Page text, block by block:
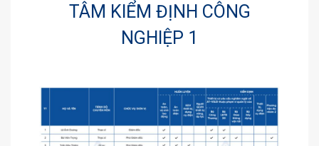
TÂM KIỂM ĐỊNH CÔNG
NGHIỆP 1